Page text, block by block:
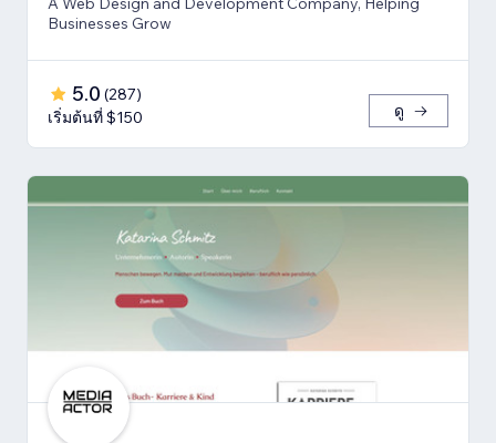
Businesses Grow
5.0 (287)
เริ่มต้นที่ $150
ดู